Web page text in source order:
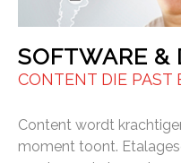
SOFTWARE &
CONTENT DIE PAST
Content wordt
moment toont.